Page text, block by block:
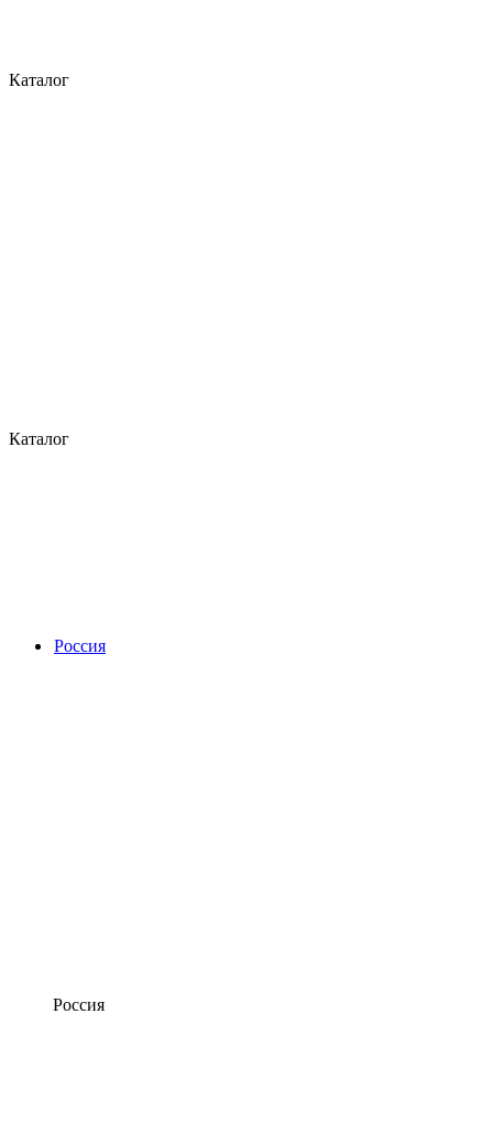
Каталог
Каталог
Россия
Россия